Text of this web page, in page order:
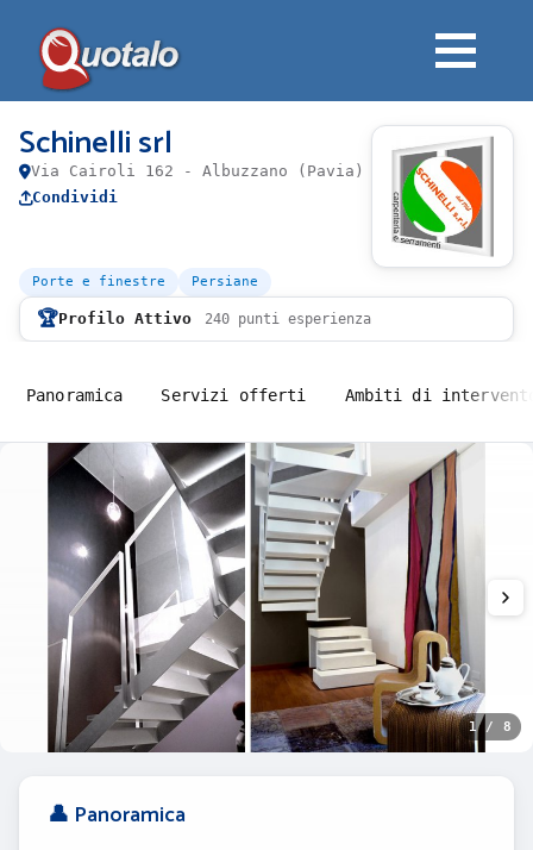
Schinelli srl
Via Cairoli 162 - Albuzzano (Pavia)
Condividi
Porte e finestre Persiane
🏆Profilo Attivo 240 punti esperienza
Panoramica Servizi offerti Ambiti di
1 / 8
👤 Panoramica